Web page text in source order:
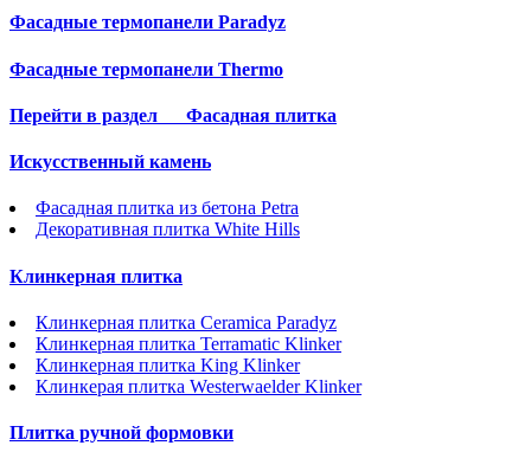
Фасадные термопанели Paradyz
Фасадные термопанели Thermo
Перейти в раздел Фасадная плитка
Искусственный камень
Фасадная плитка из бетона Petra
Декоративная плитка White Hills
Клинкерная плитка
Клинкерная плитка Ceramica Paradyz
Клинкерная плитка Terramatic Klinker
Клинкерная плитка King Klinker
Клинкерая плитка Westerwaelder Klinker
Плитка ручной формовки